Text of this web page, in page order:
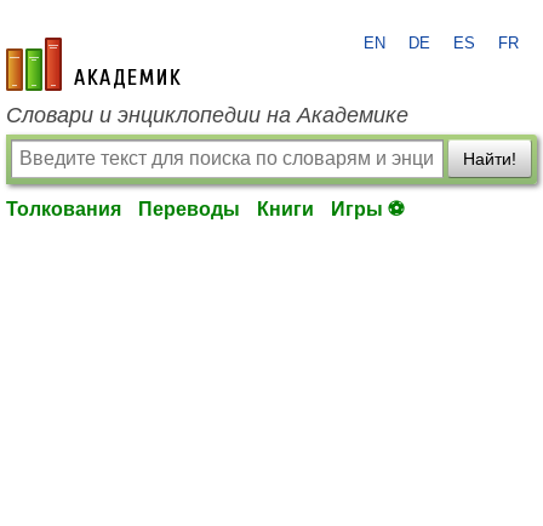
academic.ru
EN DE ES FR
Словари и энциклопедии на Академике
Найти!
Толкования Переводы Книги Игры ⚽